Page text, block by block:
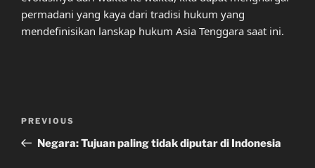
permadani yang kaya dari tradisi hukum yang
mendefinisikan lanskap hukum Asia Tenggara saat ini.
Previous
Post
PREVIOUS
Negara: Tujuan paling tidak diputar di Indonesia